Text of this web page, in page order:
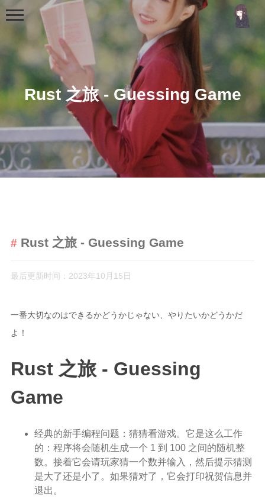
Rust 之旅 - Guessing Game
Rust 之旅 - Guessing Game
最后更新时间：2023年10月15日
一番大切なのはできるかどうかじゃない、やりたいかどうかだ
よ！
Rust 之旅 - Guessing
Game
经典的新手编程问题：猜猜看游戏。它是这么工作
的：程序将会随机生成一个 1 到 100 之间的随机整
数。接着它会请玩家猜一个数并输入，然后提示猜测
是大了还是小了。如果猜对了，它会打印祝贺信息并
退出。
首页
机器学习
测试
计算机网络
数据结构
Python